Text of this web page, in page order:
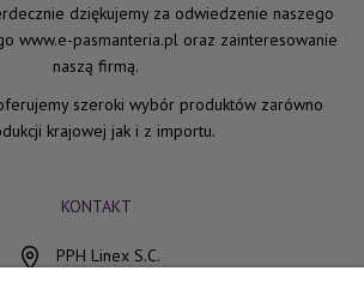
dziękujemy za odwiedzenie naszego
www.e-pasmanteria.pl oraz zainteresowanie
naszą firmą.
szeroki wybór produktów zarówno
krajowej jak i z importu.
KONTAKT
PPH Linex S.C.